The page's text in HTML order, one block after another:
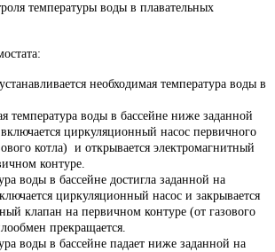
температуры воды в плавательных
необходимая температура воды в
температура воды в бассейне ниже заданной
включается циркуляционный насос первичного
котла) и открывается электромагнитный
контуре.
воды в бассейне достигла заданной на
циркуляционный насос и закрывается
клапан на первичном контуре (от газового
прекращается.
воды в бассейне падает ниже заданной на